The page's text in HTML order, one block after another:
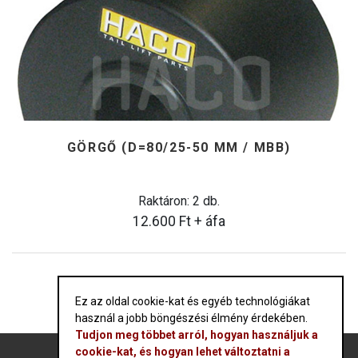
GÖRGŐ (D=80/25-50 MM / MBB)
Raktáron: 2 db.
12.600 Ft + áfa
Ez az oldal cookie-kat és egyéb technológiákat
használ a jobb böngészési élmény érdekében.
Tudjon meg többet arról, hogyan használjuk a
cookie-kat, és hogyan lehet változtatni a